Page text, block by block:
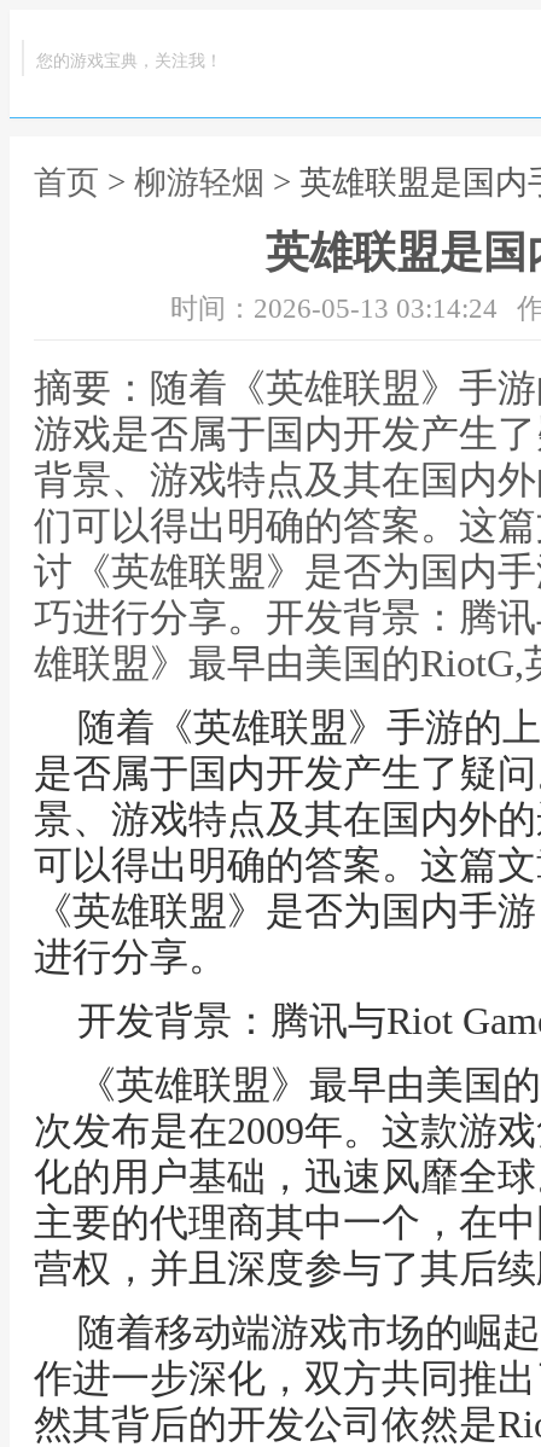
您的游戏宝典，关注我！
首页 > 柳游轻烟 > 英雄联盟是国内
英雄联盟是国
时间：2026-05-13 03:14:24
摘要：随着《英雄联盟》手
游戏是否属于国内开发产生
背景、游戏特点及其在国内
们可以得出明确的答案。这
讨《英雄联盟》是否为国内
巧进行分享。开发背景：腾
雄联盟》最早由美国的
随着《英雄联盟》手游的
是否属于国内开发产生了疑
景、游戏特点及其在国内外
可以得出明确的答案。这篇
《英雄联盟》是否为国内手
进行分享。
开发背景：腾讯与Riot
《英雄联盟》最早由美国
次发布是在2009年。这款游
化的用户基础，迅速风靡全
主要的代理商其中一个，在
营权，并且深度参与了其后
随着移动端游戏市场的崛
作进一步深化，双方共同推
然其背后的开发公司依然是